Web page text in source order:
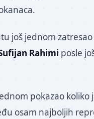
još jednom
Rahimi posle
pokazao
osam najboljih